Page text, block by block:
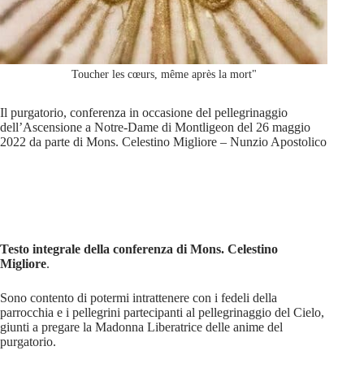
Toucher les cœurs, même après la mort"
Il purgatorio, conferenza in occasione del pellegrinaggio
dell’Ascensione a Notre-Dame di Montligeon del 26 maggio
2022 da parte di Mons. Celestino Migliore – Nunzio Apostolico
Testo integrale della conferenza di Mons. Celestino
Migliore.
Sono contento di potermi intrattenere con i fedeli della
parrocchia e i pellegrini partecipanti al pellegrinaggio del Cielo,
giunti a pregare la Madonna Liberatrice delle anime del
purgatorio.